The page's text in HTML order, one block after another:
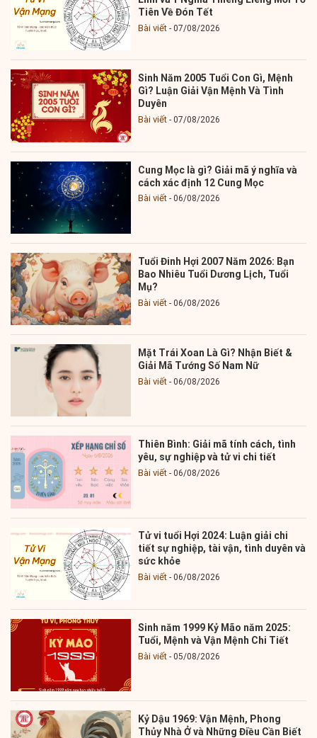
Tiên Về Đón Tết
Bài viết 07/08/2026
Sinh Năm 2005 Tuổi Con Gì, Mệnh
Gì? Luận Giải Vận Mệnh Và Tình
Duyên
Bài viết 07/08/2026
Cung Mọc là gì? Giải mã ý nghĩa và
cách xác định 12 Cung Mọc
Bài viết 06/08/2026
Tuổi Đinh Hợi 2007 Năm 2026: Bạn
Bao Nhiêu Tuổi Dương Lịch, Tuổi
Mụ?
Bài viết 06/08/2026
Mặt Trái Xoan Là Gì? Nhận Biết &
Giải Mã Tướng Số Nam Nữ
Bài viết 06/08/2026
Thiên Bình: Giải mã tính cách, tình
yêu, sự nghiệp và tử vi chi tiết
Bài viết 06/08/2026
Tử vi tuổi Hợi 2024: Luận giải chi
tiết sự nghiệp, tài vận, tình duyên và
sức khỏe
Bài viết 06/08/2026
Sinh năm 1999 Kỷ Mão năm 2025:
Tuổi, Mệnh và Vận Mệnh Chi Tiết
Bài viết 05/08/2026
Kỷ Dậu 1969: Vận Mệnh, Phong
Thủy Nhà Ở và Những Điều Cần Biết